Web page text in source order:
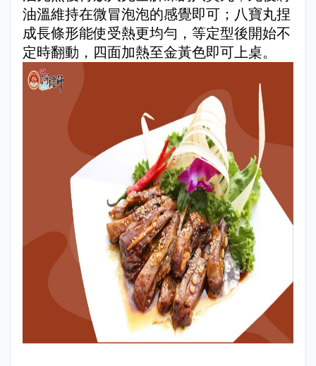
油溫維持在微冒泡泡的感覺即可；八寶丸捏
成長條形能使受熱更均勻，等定型後開始不
定時翻動，四面加熱至金黃色即可上桌。